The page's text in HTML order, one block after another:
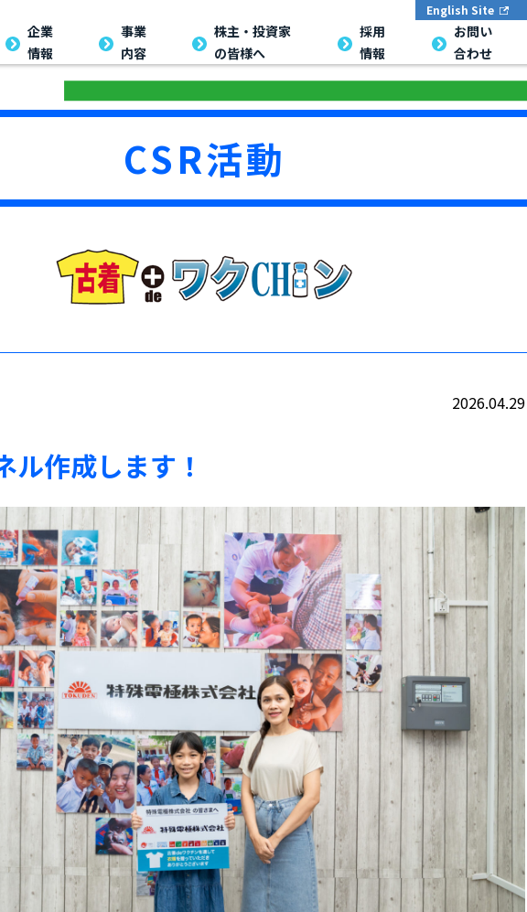
English Site
企業
情報
事業
内容
株主・投資家
の皆様へ
採用
情報
お問い
合わせ
CSR活動
2026.04.29
ル作成します！